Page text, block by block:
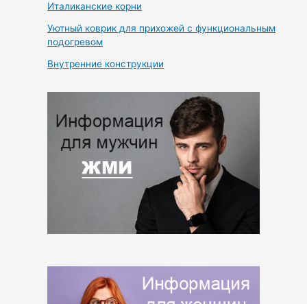
Италиканские корни
Уютный коврик для прихожей с функциональным
подогревом
Внутренние конструкции